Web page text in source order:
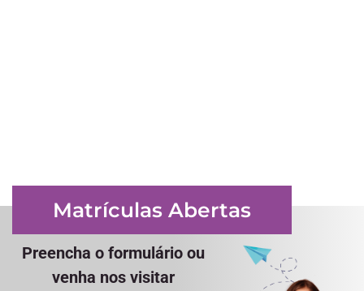
Matrículas Abertas
Preencha o formulário ou
venha nos visitar